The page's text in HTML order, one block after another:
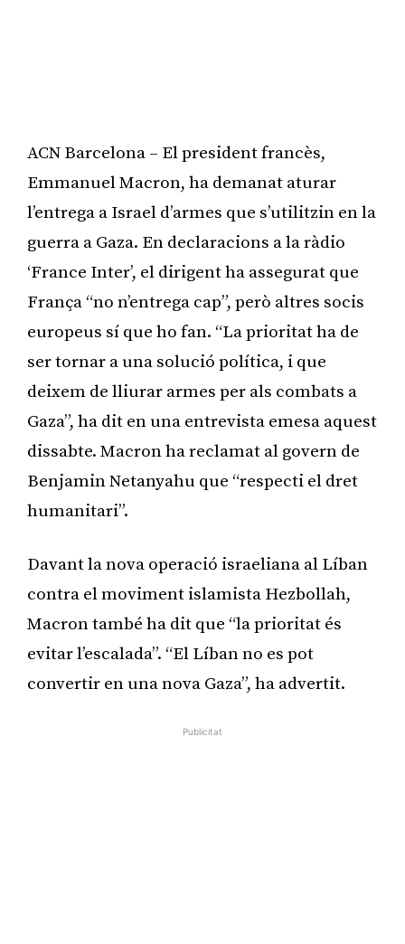
ACN Barcelona – El president francès,
Emmanuel Macron, ha demanat aturar
l’entrega a Israel d’armes que s’utilitzin en la
guerra a Gaza. En declaracions a la ràdio
‘France Inter’, el dirigent ha assegurat que
França “no n’entrega cap”, però altres socis
europeus sí que ho fan. “La prioritat ha de
ser tornar a una solució política, i que
deixem de lliurar armes per als combats a
Gaza”, ha dit en una entrevista emesa aquest
dissabte. Macron ha reclamat al govern de
Benjamin Netanyahu que “respecti el dret
humanitari”.
Davant la nova operació israeliana al Líban
contra el moviment islamista Hezbollah,
Macron també ha dit que “la prioritat és
evitar l’escalada”. “El Líban no es pot
convertir en una nova Gaza”, ha advertit.
Publicitat